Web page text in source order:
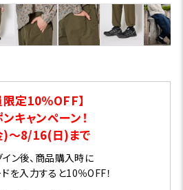
限定10％OFF】
キャンペーン！
～8/16(日)まで
ン後、商品購入時に
を入力すると10％OFF！